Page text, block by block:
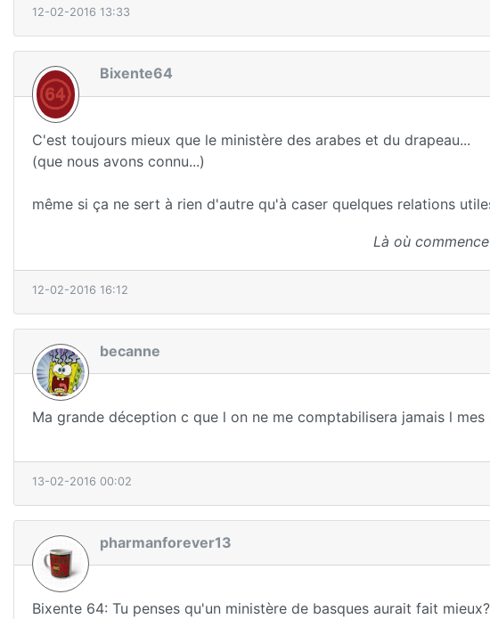
12-02-2016 13:33
Bixente64
C'est toujours mieux que le ministère des arabes et du drapeau...
(que nous avons connu...)
même si ça ne sert à rien d'autre qu'à caser quelques relations
Là où
12-02-2016 16:12
becanne
Ma grande déception c que l on ne me comptabilisera jamais l
13-02-2016 00:02
pharmanforever13
Bixente 64: Tu penses qu'un ministère de basques aurait fait mieux?